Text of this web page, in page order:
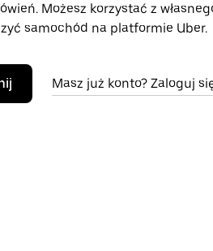
Możesz korzystać z
samochód na platformie Uber.
Masz już konto? Zaloguj